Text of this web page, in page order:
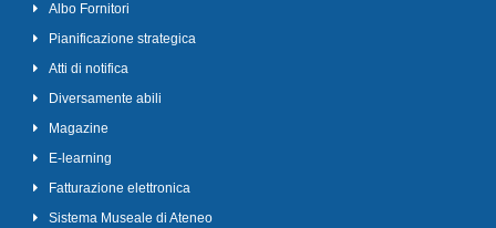
Albo Fornitori
Pianificazione strategica
Atti di notifica
Diversamente abili
Magazine
E-learning
Fatturazione elettronica
Sistema Museale di Ateneo